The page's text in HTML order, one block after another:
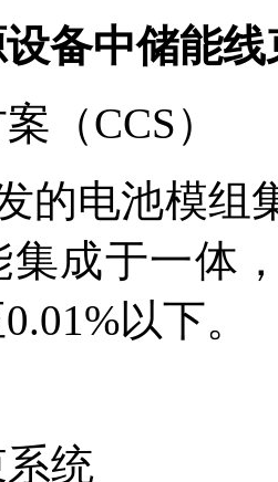
备中储能线
（CCS）
的电池模组
成于一体
以下。
统